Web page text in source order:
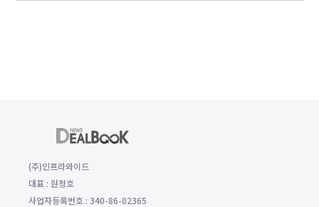
(주)인프라와이드
대표 : 원정호
사업자등록번호 : 340-86-02365